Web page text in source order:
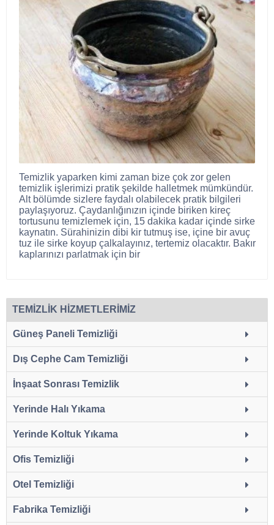
Temizlik yaparken kimi zaman bize çok zor gelen
temizlik işlerimizi pratik şekilde halletmek mümkündür.
Alt bölümde sizlere faydalı olabilecek pratik bilgileri
paylaşıyoruz. Çaydanlığınızın içinde biriken kireç
tortusunu temizlemek için, 15 dakika kadar içinde sirke
kaynatın. Sürahinizin dibi kir tutmuş ise, içine bir avuç
tuz ile sirke koyup çalkalayınız, tertemiz olacaktır. Bakır
kaplarınızı parlatmak için bir
TEMİZLİK HİZMETLERİMİZ
Güneş Paneli Temizliği
Dış Cephe Cam Temizliği
İnşaat Sonrası Temizlik
Yerinde Halı Yıkama
Yerinde Koltuk Yıkama
Ofis Temizliği
Otel Temizliği
Fabrika Temizliği